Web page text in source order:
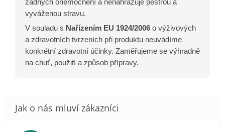
žádných onemocnění a nenahrazuje pestrou a
vyváženou stravu.
V souladu s Nařízením EU 1924/2006 o výživových
a zdravotních tvrzeních při produktu neuvádíme
konkrétní zdravotní účinky. Zaměřujeme se výhradně
na chuť, použití a způsob přípravy.